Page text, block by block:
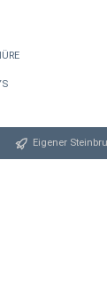
Eigener